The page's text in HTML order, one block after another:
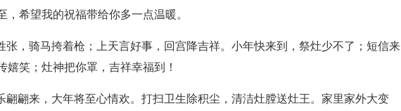
，希望我的祝福带给你多一点温暖。
张，骑马挎着枪；上天言好事，回宫降吉祥。小年快来到，祭灶少不了；短信来
嬉笑；灶神把你罩，吉祥幸福到！
翩翩来，大年将至心情欢。打扫卫生除积尘，清洁灶膛送灶王。家里家外大变